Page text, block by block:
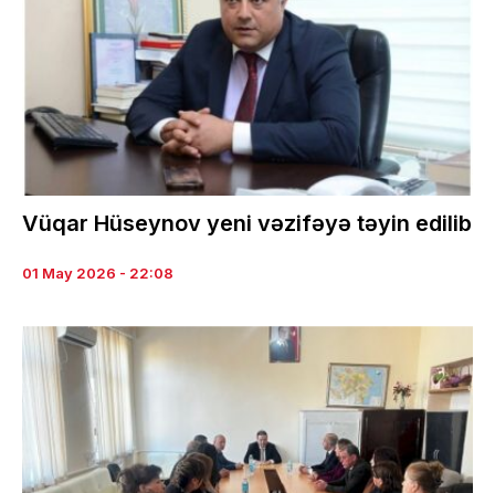
Vüqar Hüseynov yeni vəzifəyə təyin edilib
01 May 2026 - 22:08